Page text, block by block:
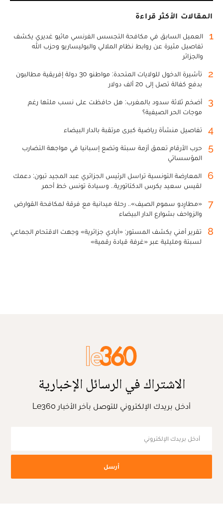
المقالات الأكثر قراءة
1
العميل السابق في مكافحة التجسس الفرنسي ماثيو غديري يكشف
تفاصيل مثيرة عن روابط نظام الملالي والبوليساريو وحزب الله
والجزائر
2
تأشيرة الدخول للولايات المتحدة: مواطنو 30 دولة إفريقية مطالبون
بدفع كفالة تصل إلى 20 ألف دولار
3
أضخم ثلاثة سدود بالمغرب: هل حافظت على نسب ملئها رغم
موجات الحر الصيفية؟
4 تفاصيل منشأة رياضية كبرى مرتقبة بالدار البيضاء
5
حرب الأرقام تعمق أزمة سبتة وتضع إسبانيا في مواجهة التضارب
المؤسساتي
6
المعارضة التونسية تراسل الرئيس الجزائري عبد المجيد تبون: دعمك
لقيس سعيد يكرس الدكتاتورية.. وسيادة تونس خط أحمر
7
«مطارِدو سموم الصيف».. رحلة ميدانية مع فرقة لمكافحة القوارض
والزواحف بشوارع الدار البيضاء
8
تقرير أمني يكشف المستور: «أيادي جزائرية» وجهت الاقتحام الجماعي
لسبتة ومليلية عبر «غرفة قيادة رقمية»
الاشتراك في الرسائل الإخبارية
أدخل بريدك الإلكتروني للتوصل بآخر الأخبار Le360
أرسل